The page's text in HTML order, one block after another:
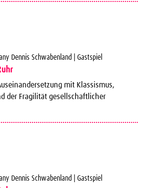
Dennis Schwabenland | Gastspiel
mit Klassismus,
der Fragilität gesellschaftlicher
Dennis Schwabenland | Gastspiel